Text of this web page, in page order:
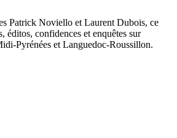
Patrick Noviello et Laurent Dubois, ce
éditos, confidences et enquêtes sur
Pyrénées et Languedoc-Roussillon.